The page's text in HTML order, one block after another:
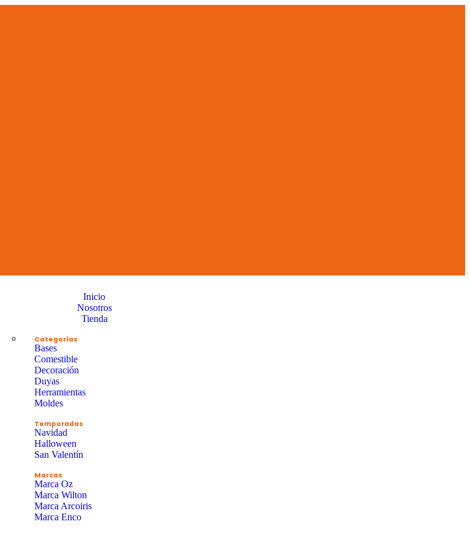
Inicio
Nosotros
Tienda
Categorías
Bases
Comestible
Decoración
Duyas
Herramientas
Moldes
Temporadas
Navidad
Halloween
San Valentín
Marcas
Marca Oz
Marca Wilton
Marca Arcoiris
Marca Enco